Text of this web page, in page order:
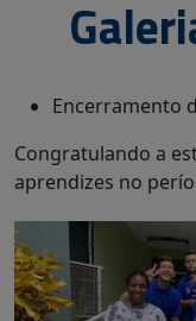
Encerramento
Congratulando a
aprendizes no